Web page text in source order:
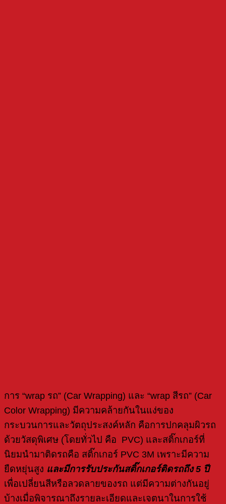
การ “wrap รถ” (Car Wrapping) และ “wrap สีรถ” (Car
Color Wrapping) มีความคล้ายกันในแง่ของ
กระบวนการและวัตถุประสงค์หลัก คือการปกคลุมผิวรถ
ด้วยวัสดุพิเศษ (โดยทั่วไป คือ PVC) และสติ๊กเกอร์ที่
นิยมนำมาติดรถคือ สติ๊กเกอร์ PVC 3M เพราะมีความ
ยืดหยุ่นสูง และมีการรับประกันสติ๊กเกอร์ติดรถถึง5 ปี
เพื่อเปลี่ยนสีหรือลวดลายของรถ แต่มีความต่างกันอยู่
บ้างเมื่อพิจารณาถึงรายละเอียดและเจตนาในการใช้